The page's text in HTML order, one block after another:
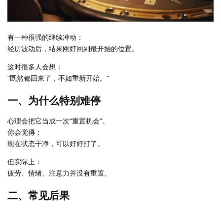
有一种很强的继续冲动：
经历波动后，结果刚好回到最开始的位置。
这时很多人会想：
“既然都回来了，不如重新开始。”
一、为什么特别难停
心理会把它当成一次“重置机会”。
你会觉得：
现在状态干净，可以好好打了。
但实际上：
疲劳、情绪、注意力并没有重置。
二、常见后果